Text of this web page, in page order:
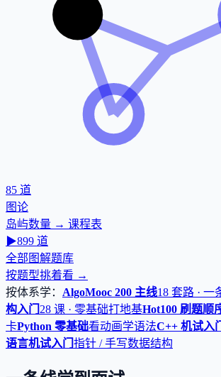
85 道
图论
岛屿数量 → 课程表
▶899 道
全部图解题库
按题型挑着看 →
按体系学： AlgoMooc 200 主线18 套路 · 一
构入门 28 课 · 零基础打地基Hot100 刷题顺
卡Python 零基础看动画学语法C++ 机试入门
语言机试入门 指针 / 手写数据结构